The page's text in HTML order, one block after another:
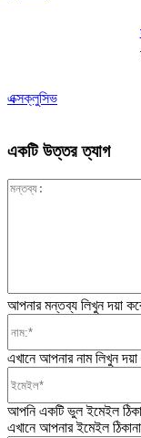
এক্সক্লুসিভ
একটি উত্তর ত্যাগ
আপনার মন্তব্য লিখুন দয়া
এখানে আপনার নাম লিখুন
আপনি একটি ভুল ইমেইল
এখানে আপনার ইমেইল